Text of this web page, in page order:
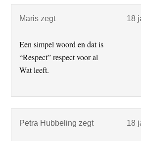
Maris zegt
18
Een simpel woord en dat is
“Respect” respect voor al
Wat leeft.
Petra Hubbeling zegt
18